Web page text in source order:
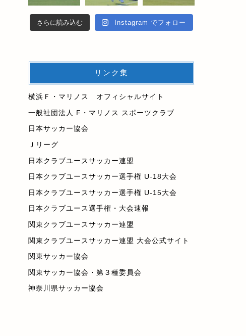
さらに読み込む Instagram でフォロー
リンク集
横浜Ｆ・マリノス オフィシャルサイト
一般社団法人 F・マリノス スポーツクラブ
日本サッカー協会
Ｊリーグ
日本クラブユースサッカー連盟
日本クラブユースサッカー選手権 U-18大会
日本クラブユースサッカー選手権 U-15大会
日本クラブユース選手権・大会速報
関東クラブユースサッカー連盟
関東クラブユースサッカー連盟 大会公式サイト
関東サッカー協会
関東サッカー協会・第３種委員会
神奈川県サッカー協会